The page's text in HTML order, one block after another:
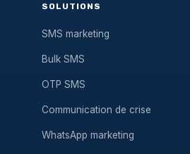
SOLUTIONS
SMS marketing
Bulk SMS
OTP SMS
Communication de crise
WhatsApp marketing